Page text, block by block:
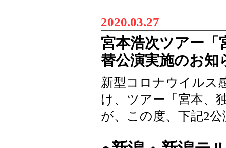
2020.03.27
宮本浩次ツアー「
替公演実施のお知
新型コロナウイルス
け、ツアー「宮本、
が、この度、下記2